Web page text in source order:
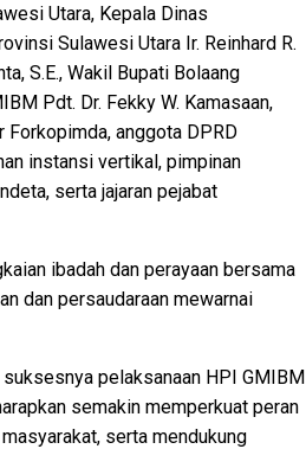
Utara, Kepala Dinas
Sulawesi Utara Ir. Reinhard R.
S.E., Wakil Bupati Bolaang
Pdt. Dr. Fekky W. Kamasaan,
Forkopimda, anggota DPRD
instansi vertikal, pimpinan
serta jajaran pejabat
ibadah dan perayaan bersama
dan persaudaraan mewarnai
pelaksanaan HPI GMIBM
semakin memperkuat peran
serta mendukung